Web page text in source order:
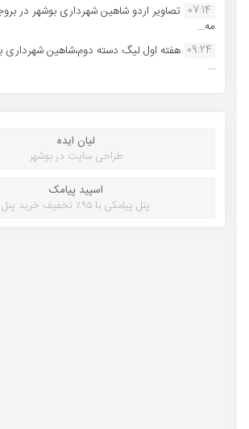
07:14 تصاویر اردو شاهین شهرداری بوشهر در
مه...
09:24 هفته اول لیگ دسته دوم،شاهین شهرداری
...
لیان ایده
طراحی سایت در بوشهر
اسپید پیامک
پنل پیامکی با ۹۵٪ تخفیف خرید پنل